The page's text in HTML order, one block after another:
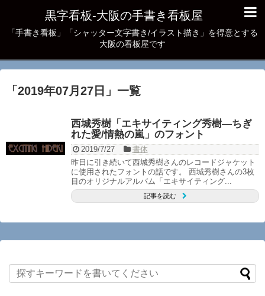
黒字看板‐大阪の手書き看板屋
「手書き看板」「シャッター文字書き/イラスト描き」を得意とする
大阪の看板屋です
「 2019年07月27日 」 一覧
西城秀樹「エキサイティング秀樹―ちぎ
れた愛/情熱の嵐」のフォント
2019/7/27
書体
昨日に引き続いて西城秀樹さんのレコードジャケット
に使用されたフォントの話です。 西城秀樹さんの3枚
目のオリジナルアルバム「エキサイティング...
記事を読む